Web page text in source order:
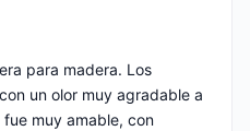
para madera. Los
un olor muy agradable a
muy amable, con